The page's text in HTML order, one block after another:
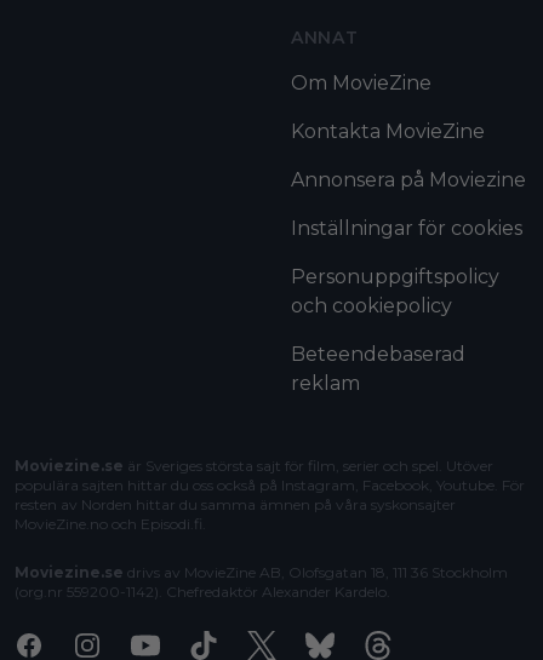
ANNAT
Om MovieZine
Kontakta MovieZine
Annonsera på Moviezine
Inställningar för cookies
Personuppgiftspolicy
och cookiepolicy
Beteendebaserad
reklam
Moviezine.se är Sveriges största sajt för film, serier och spel. Utöver
populära sajten hittar du oss också på Instagram, Facebook, Youtube. För
resten av Norden hittar du samma ämnen på våra syskonsajter
MovieZine.no och Episodi.fi
Moviezine.se drivs av MovieZine AB, Olofsgatan 18, 111 36 Stockholm
(org.nr 559200-1142). Chefredaktör Alexander Kardelo
FacebookInstagramYoutubeTiktok X BlueskyThreads